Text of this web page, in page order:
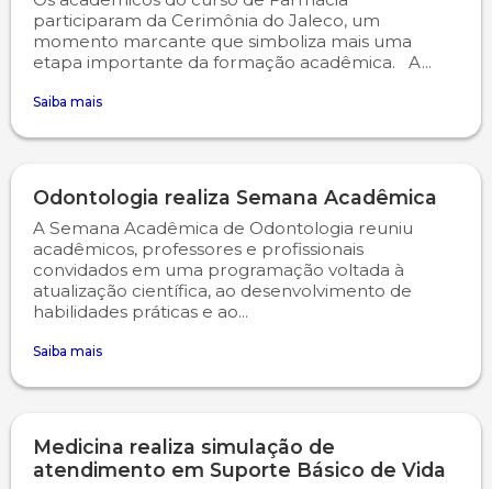
participaram da Cerimônia do Jaleco, um
momento marcante que simboliza mais uma
etapa importante da formação acadêmica. A...
Saiba mais
Odontologia realiza Semana Acadêmica
A Semana Acadêmica de Odontologia reuniu
acadêmicos, professores e profissionais
convidados em uma programação voltada à
atualização científica, ao desenvolvimento de
habilidades práticas e ao...
Saiba mais
Medicina realiza simulação de
atendimento em Suporte Básico de Vida